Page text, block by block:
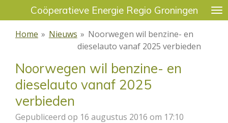
direct
naar
Coöperatieve Energie Regio Groningen
Home » Nieuws » Noorwegen wil benzine- en
dieselauto vanaf 2025 verbieden
Noorwegen wil benzine- en
dieselauto vanaf 2025
verbieden
Gepubliceerd op 16 augustus 2016 om 17:10